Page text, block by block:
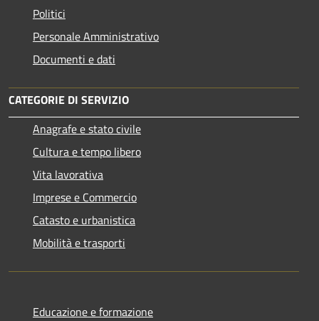
Politici
Personale Amministrativo
Documenti e dati
CATEGORIE DI SERVIZIO
Anagrafe e stato civile
Cultura e tempo libero
Vita lavorativa
Imprese e Commercio
Catasto e urbanistica
Mobilità e trasporti
Educazione e formazione